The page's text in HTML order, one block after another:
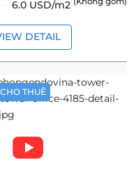
6.0 USD/m2
DETAIL
CHO THUÊ